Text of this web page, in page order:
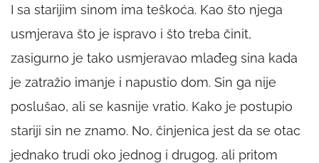
I sa starijim sinom ima teškoća. Kao što njega
usmjerava što je ispravo i što treba činit,
zasigurno je tako usmjeravao mlađeg sina kada
je zatražio imanje i napustio dom. Sin ga nije
poslušao, ali se kasnije vratio. Kako je postupio
stariji sin ne znamo. No, činjenica jest da se otac
jednako trudi oko jednog i drugog, ali pritom